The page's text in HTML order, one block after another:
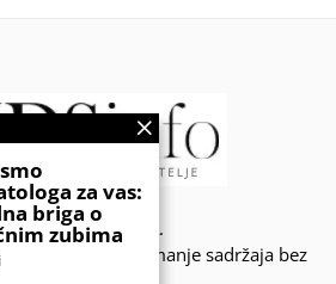
- KIDSINFO.BA.
preuzimanje sadržaja bez
za vas:
briga o
zubima